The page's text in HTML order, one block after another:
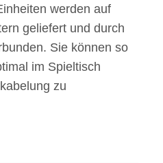
werden auf
geliefert und durch
Sie können so
im Spieltisch
zu